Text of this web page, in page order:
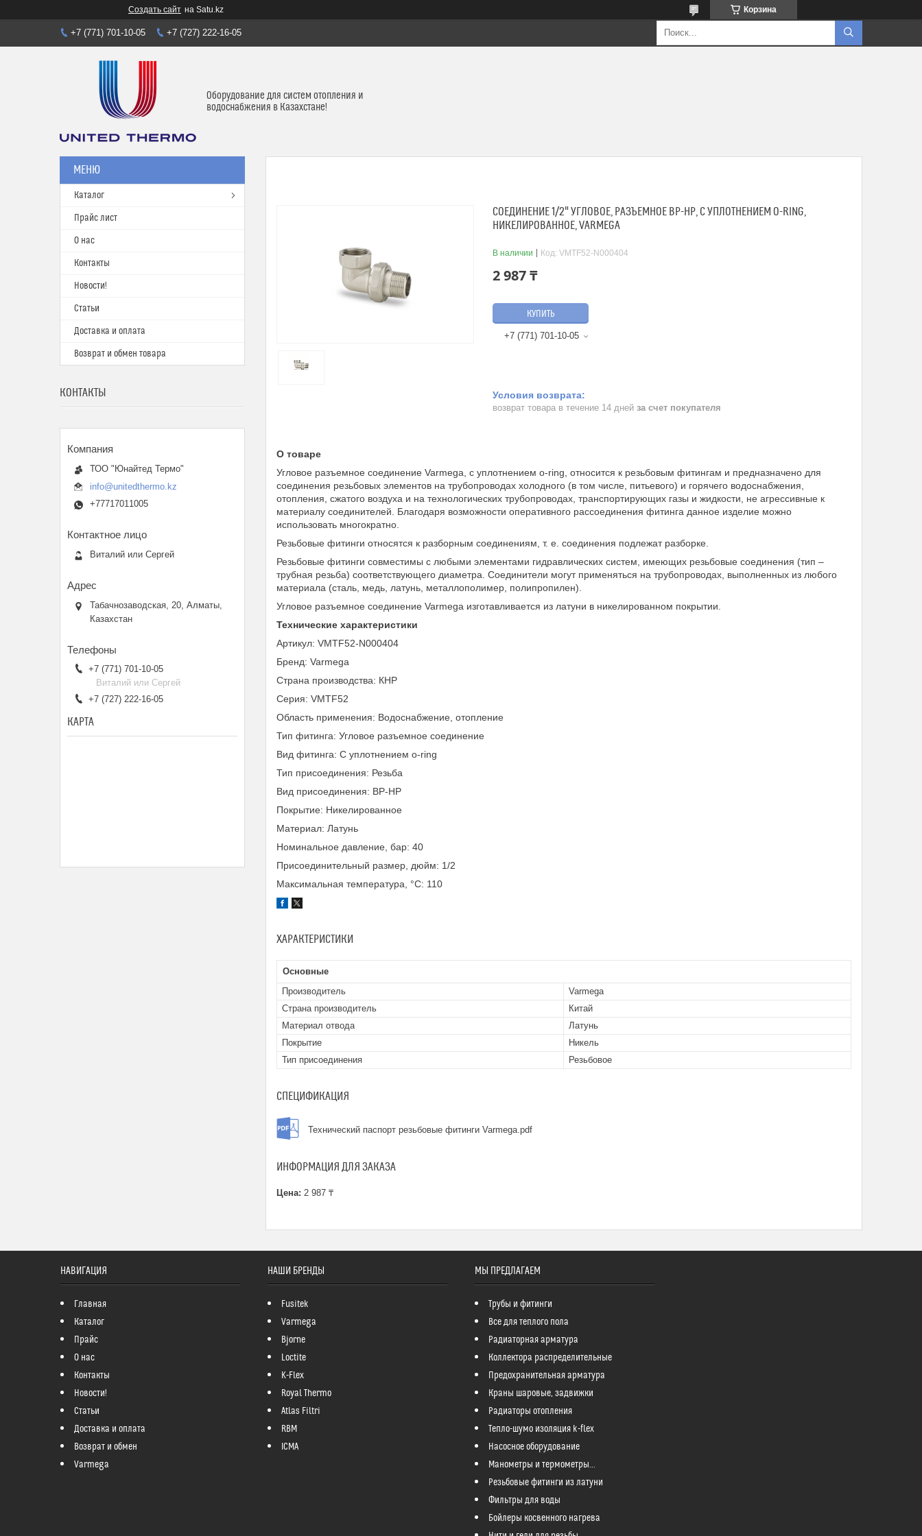
Создать сайт на Satu.kz Корзина
+7 (771) 701-10-05 +7 (727) 222-16-05
Оборудование для систем отопления и
водоснабжения в Казахстане!
СОЕДИНЕНИЕ 1/2" УГЛОВОЕ, РАЗЪЕМНОЕ ВР-НР, С УПЛОТНЕНИЕМ O-RING,
НИКЕЛИРОВАННОЕ, VARMEGA
В наличии Код: VMTF52-N000404
2 987 ₸
КУПИТЬ
+7 (771) 701-10-05
возврат товара в течение 14 дней за счет покупателя
О товаре
Угловое разъемное соединение Varmega, с уплотнением o-ring, относится к резьбовым фитингам и предназначено для
соединения резьбовых элементов на трубопроводах холодного (в том числе, питьевого) и горячего водоснабжения,
отопления, сжатого воздуха и на технологических трубопроводах, транспортирующих газы и жидкости, не агрессивные к
материалу соединителей. Благодаря возможности оперативного рассоединения фитинга данное изделие можно
использовать многократно.
Резьбовые фитинги относятся к разборным соединениям, т. е. соединения подлежат разборке.
Резьбовые фитинги совместимы с любыми элементами гидравлических систем, имеющих резьбовые соединения (тип –
трубная резьба) соответствующего диаметра. Соединители могут применяться на трубопроводах, выполненных из любого
материала (сталь, медь, латунь, металлополимер, полипропилен).
Угловое разъемное соединение Varmega изготавливается из латуни в никелированном покрытии.
Технические характеристики
Артикул: VMTF52-N000404
Бренд: Varmega
Страна производства: КНР
Серия: VMTF52
Область применения: Водоснабжение, отопление
Тип фитинга: Угловое разъемное соединение
Вид фитинга: С уплотнением o-ring
Тип присоединения: Резьба
Вид присоединения: ВР-НР
Покрытие: Никелированное
Материал: Латунь
Номинальное давление, бар: 40
Присоединительный размер, дюйм: 1/2
Максимальная температура, °С: 110
ХАРАКТЕРИСТИКИ
Основные
Производитель
Varmega
Страна производитель
Китай
Материал отвода
Латунь
Покрытие
Никель
Тип присоединения
Резьбовое
СПЕЦИФИКАЦИЯ
Технический паспорт резьбовые фитинги Varmega.pdf
ИНФОРМАЦИЯ ДЛЯ ЗАКАЗА
Цена: 2 987 ₸
Каталог
Прайс лист
О нас
Контакты
Новости!
Статьи
Доставка и оплата
Возврат и обмен товара
КОНТАКТЫ
ТОО "Юнайтед Термо"
info@unitedthermo.kz
+77717011005
Виталий или Сергей
Табачнозаводская, 20, Алматы,
Казахстан
+7 (771) 701-10-05
Виталий или Сергей
+7 (727) 222-16-05
КАРТА
НАВИГАЦИЯ
Главная
Каталог
Прайс
О нас
Контакты
Новости!
Статьи
Доставка и оплата
Возврат и обмен
Varmega
НАШИ БРЕНДЫ
Fusitek
Varmega
Bjorne
Loctite
K-Flex
Royal Thermo
Atlas Filtri
RBM
ICMA
МЫ ПРЕДЛАГАЕМ
Трубы и фитинги
Все для теплого пола
Радиаторная арматура
Коллектора распределительные
Предохранительная арматура
Краны шаровые, задвижки
Радиаторы отопления
Тепло-шумо изоляция k-flex
Насосное оборудование
Манометры и термометры...
Резьбовые фитинги из латуни
Фильтры для воды
Бойлеры косвенного нагрева